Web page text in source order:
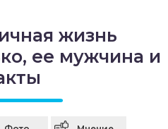
жизнь
ее мужчина и